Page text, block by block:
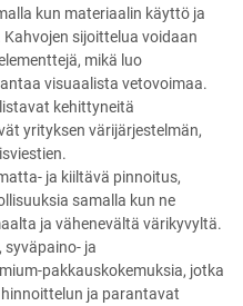
kun materiaalin käyttö ja
sijoittelua voidaan
mikä luo
visuaalista vetovoimaa.
kehittyneitä
yrityksen värijärjestelmän,
ja kiiltävä pinnoitus,
samalla kun ne
ja vähenevältä värikyvyltä.
syväpaino- ja
pakkauskokemuksia, jotka
ja parantavat